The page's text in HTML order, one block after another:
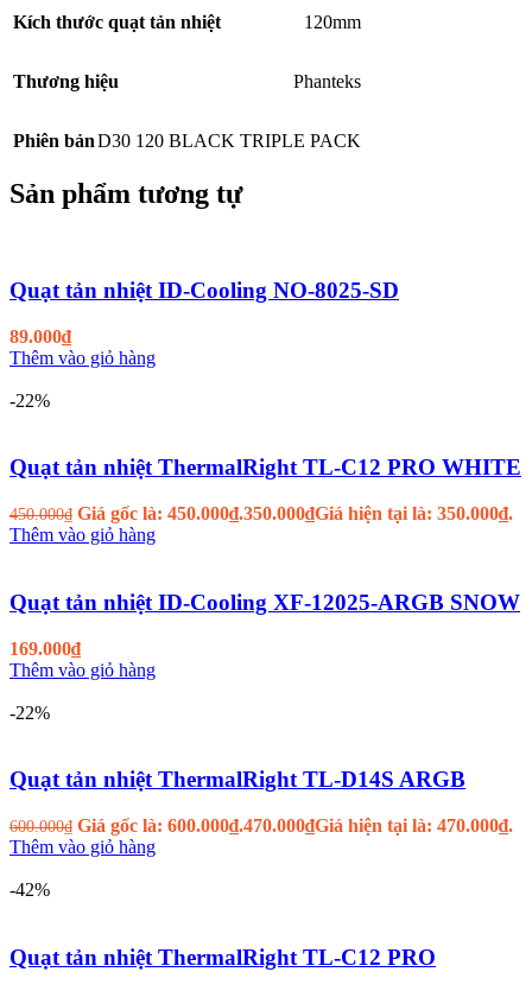
Kích thước quạt tản nhiệt 120mm
Thương hiệu Phanteks
Phiên bảnD30 120 BLACK TRIPLE PACK
Sản phẩm tương tự
Quạt tản nhiệt ID-Cooling NO-8025-SD
89.000₫
Thêm vào giỏ hàng
-22%
Quạt tản nhiệt ThermalRight TL-C12 PRO WHITE
450.000₫ Giá gốc là: 450.000₫.350.000₫Giá hiện tại là: 350.000₫.
Thêm vào giỏ hàng
Quạt tản nhiệt ID-Cooling XF-12025-ARGB SNOW
169.000₫
Thêm vào giỏ hàng
-22%
Quạt tản nhiệt ThermalRight TL-D14S ARGB
600.000₫ Giá gốc là: 600.000₫.470.000₫Giá hiện tại là: 470.000₫.
Thêm vào giỏ hàng
-42%
Quạt tản nhiệt ThermalRight TL-C12 PRO